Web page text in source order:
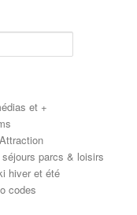
et +
parcs & loisirs
hiver et été
codes